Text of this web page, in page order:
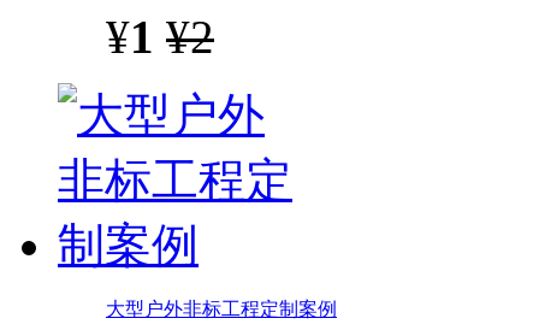
¥1 ¥2
大型户外非标工程定制案例